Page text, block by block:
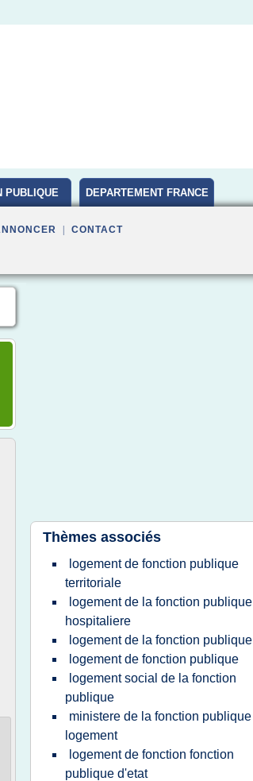
PUBLIQUE DEPARTEMENT FRANCE
CONTACT
Thèmes associés
logement de fonction publique
territoriale
logement de la fonction publique
hospitaliere
logement de la fonction publique
logement de fonction publique
logement social de la fonction
publique
ministere de la fonction publique
logement
logement de fonction fonction
publique d'etat